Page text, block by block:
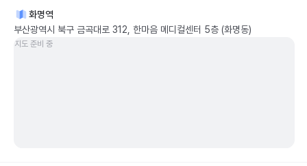
화명역
부산광역시 북구 금곡대로 312, 한마음 메디컬센터 5층 (화명동)
지도 준비 중